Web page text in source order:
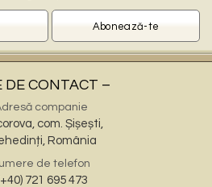
DE CONTACT –
companie
com. Șișești,
România
de telefon
721 695 473